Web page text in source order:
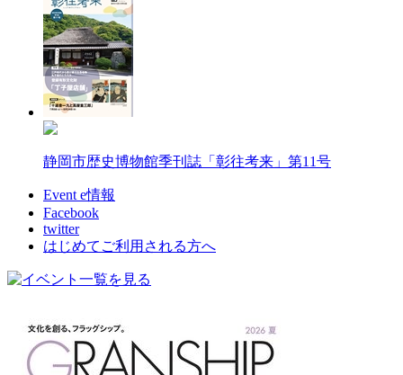
静岡市歴史博物館季刊誌「彰往考来」第11号
Event e情報
Facebook
twitter
はじめてご利用される方へ